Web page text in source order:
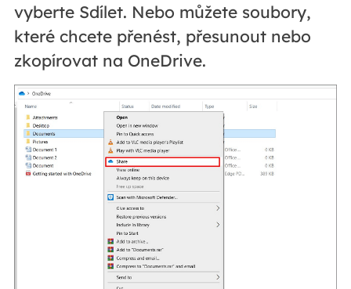
vyberte Sdílet. Nebo můžete soubory,
které chcete přenést, přesunout nebo
zkopírovat na OneDrive.